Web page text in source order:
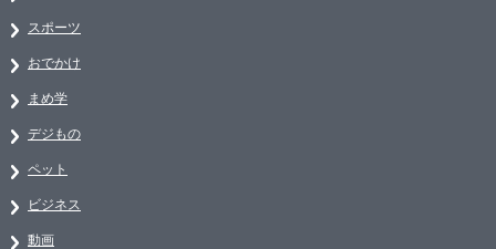
スポーツ
おでかけ
まめ学
デジもの
ペット
ビジネス
動画